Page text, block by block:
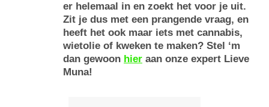
er helemaal in en zoekt het voor je uit.
Zit je dus met een prangende vraag, en
heeft het ook maar iets met cannabis,
wietolie of kweken te maken? Stel ‘m
dan gewoon hier aan onze expert Lieve
Muna!